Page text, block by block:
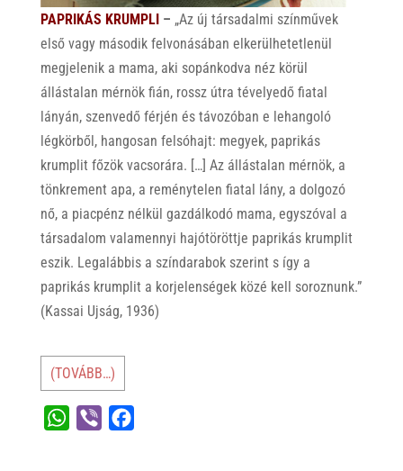
PAPRIKÁS KRUMPLI – „Az új társadalmi színművek
első vagy második felvonásában elkerülhetetlenül
megjelenik a mama, aki sopánkodva néz körül
állástalan mérnök fián, rossz útra tévelyedő fiatal
lányán, szenvedő férjén és távozóban e lehangoló
légkörből, hangosan felsóhajt: megyek, paprikás
krumplit főzök vacsorára. […] Az állástalan mérnök, a
tönkrement apa, a reménytelen fiatal lány, a dolgozó
nő, a piacpénz nélkül gazdálkodó mama, egyszóval a
társadalom valamennyi hajótöröttje paprikás krumplit
eszik. Legalábbis a színdarabok szerint s így a
paprikás krumplit a korjelenségek közé kell soroznunk.”
(Kassai Ujság, 1936)
(TOVÁBB…)